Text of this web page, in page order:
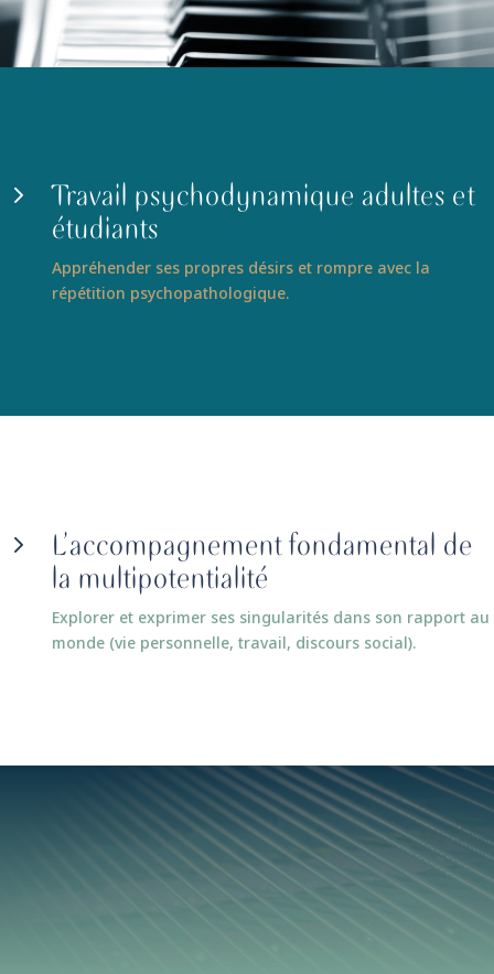
5
Travail psychodynamique adultes et
étudiants
Appréhender ses propres désirs et rompre avec la
répétition psychopathologique.
5
L’accompagnement fondamental de
la multipotentialité
Explorer et exprimer ses singularités dans son rapport au
monde (vie personnelle, travail, discours social).